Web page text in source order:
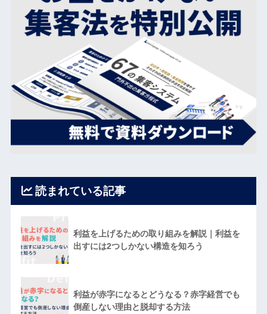
読まれている記事
利益を上げるための取り組みを解説｜利益を
出すには2つしかない構造を知ろう
利益が赤字になるとどうなる？赤字経営でも
倒産しない理由と脱却する方法